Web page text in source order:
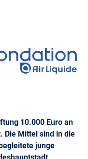
10.000 Euro an
Die Mittel sind in die
junge